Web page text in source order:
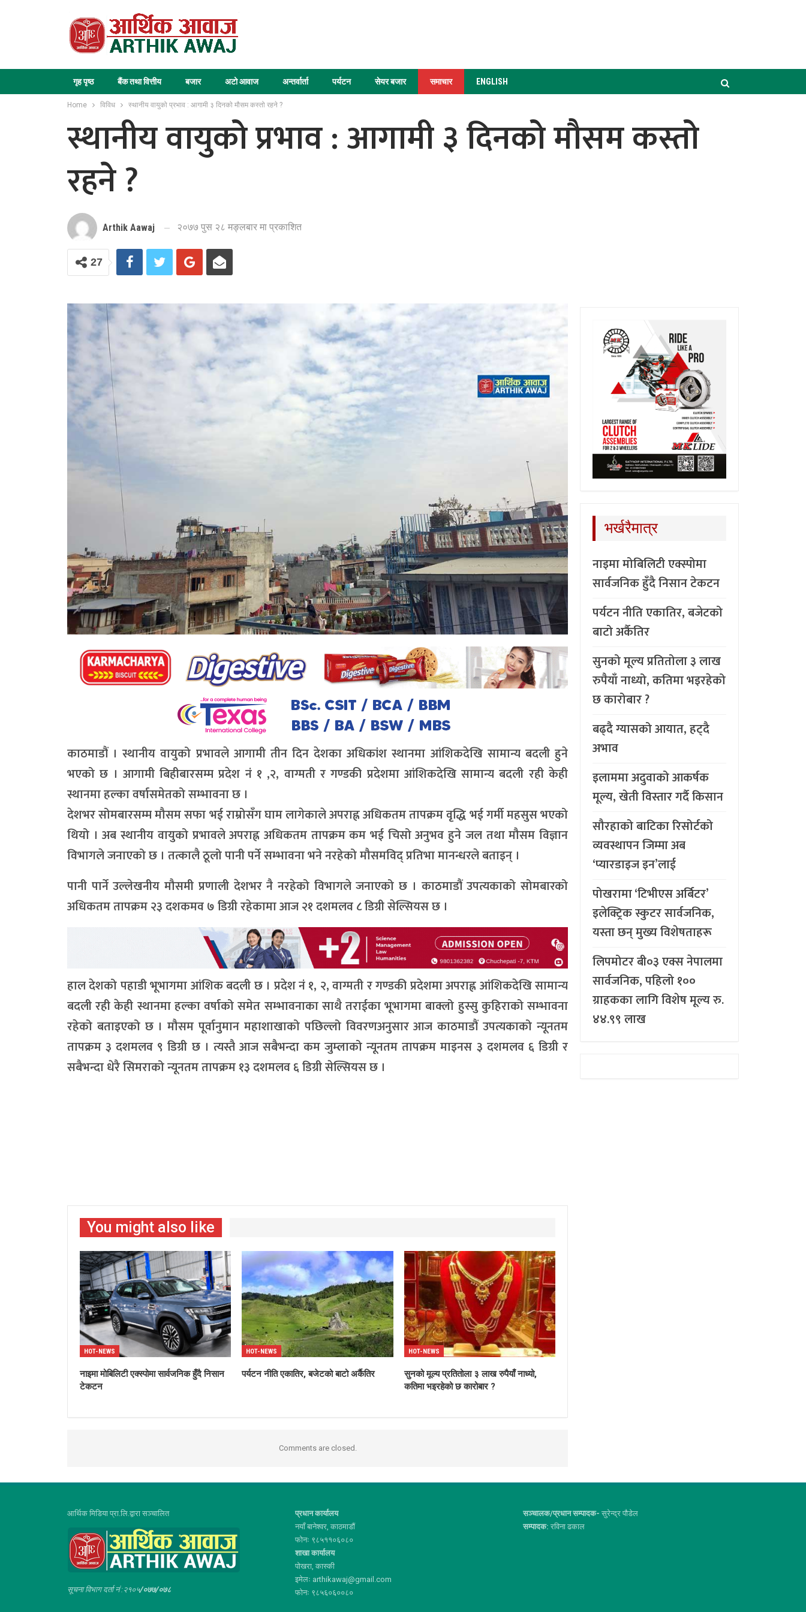
गृह पृष्ठ बैंक तथा वित्तीय बजार अटो आवाज अन्तर्वार्ता पर्यटन सेयर बजार समाचार ENGLISH
Home विविध स्थानीय वायुको प्रभाव : आगामी ३ दिनको मौसम कस्तो रहने ?
स्थानीय वायुको प्रभाव : आगामी ३ दिनको मौसम कस्तो
रहने ?
Arthik Aawaj २०७७ पुस २८ मङ्लबार मा प्रकाशित
27
काठमाडौं । स्थानीय वायुको प्रभावले आगामी तीन दिन देशका अधिकांश स्थानमा आंशिकदेखि सामान्य बदली हुने
भएको छ । आगामी बिहीबारसम्म प्रदेश नं १ ,२, वाग्मती र गण्डकी प्रदेशमा आंशिकदेखि सामान्य बदली रही केही
स्थानमा हल्का वर्षासमेतको सम्भावना छ ।
देशभर सोमबारसम्म मौसम सफा भई राम्रोसँग घाम लागेकाले अपराह्न अधिकतम तापक्रम वृद्धि भई गर्मी महसुस भएको
थियो । अब स्थानीय वायुको प्रभावले अपराह्न अधिकतम तापक्रम कम भई चिसो अनुभव हुने जल तथा मौसम विज्ञान
विभागले जनाएको छ । तत्कालै ठूलो पानी पर्ने सम्भावना भने नरहेको मौसमविद् प्रतिभा मानन्धरले बताइन् ।
पानी पार्ने उल्लेखनीय मौसमी प्रणाली देशभर नै नरहेको विभागले जनाएको छ । काठमाडौं उपत्यकाको सोमबारको
अधिकतम तापक्रम २३ दशकमव ७ डिग्री रहेकामा आज २१ दशमलव ८ डिग्री सेल्सियस छ ।
हाल देशको पहाडी भूभागमा आंशिक बदली छ । प्रदेश नं १, २, वाग्मती र गण्डकी प्रदेशमा अपराह्न आंशिकदेखि सामान्य
बदली रही केही स्थानमा हल्का वर्षाको समेत सम्भावनाका साथै तराईका भूभागमा बाक्लो हुस्सु कुहिराको सम्भावना
रहेको बताइएको छ । मौसम पूर्वानुमान महाशाखाको पछिल्लो विवरणअनुसार आज काठमाडौं उपत्यकाको न्यूनतम
तापक्रम ३ दशमलव ९ डिग्री छ । त्यस्तै आज सबैभन्दा कम जुम्लाको न्यूनतम तापक्रम माइनस ३ दशमलव ६ डिग्री र
सबैभन्दा धेरै सिमराको न्यूनतम तापक्रम १३ दशमलव ६ डिग्री सेल्सियस छ ।
You might also like
HOT-NEWS
नाइमा मोबिलिटी एक्स्पोमा सार्वजनिक हुँदै निसान
टेकटन
HOT-NEWS
पर्यटन नीति एकातिर, बजेटको बाटो अर्कैतिर
HOT-NEWS
सुनको मूल्य प्रतितोला ३ लाख रुपैयाँ नाध्यो,
कतिमा भइरहेको छ कारोबार ?
Comments are closed.
भर्खरैमात्र
नाइमा मोबिलिटी एक्स्पोमा
सार्वजनिक हुँदै निसान टेकटन
पर्यटन नीति एकातिर, बजेटको
बाटो अर्कैतिर
सुनको मूल्य प्रतितोला ३ लाख
रुपैयाँ नाध्यो, कतिमा भइरहेको
छ कारोबार ?
बढ्दै ग्यासको आयात, हट्दै
अभाव
इलाममा अदुवाको आकर्षक
मूल्य, खेती विस्तार गर्दै किसान
सौरहाको बाटिका रिसोर्टको
व्यवस्थापन जिम्मा अब
‘प्यारडाइज इन’लाई
पोखरामा ‘टिभीएस अर्बिटर’
इलेक्ट्रिक स्कुटर सार्वजनिक,
यस्ता छन् मुख्य विशेषताहरू
लिपमोटर बी०३ एक्स नेपालमा
सार्वजनिक, पहिलो १००
ग्राहकका लागि विशेष मूल्य रु.
४४.९९ लाख
आर्थिक मिडिया प्रा.लि.द्वारा सञ्चालित
सूचना विभाग दर्ता नं :२१०५/०७७/०७८
प्रधान कार्यालय
नयाँ बानेश्वर, काठमाडौं
फोनः ९८५११०६०८०
शाखा कार्यालय
पोखरा, कास्की
इमेलः arthikawaj@gmail.com
फोनः ९८५६०६००८०
सञ्चालक/प्रधान सम्पादक- सुरेन्द्र पौडेल
सम्पादक: रविना ढकाल